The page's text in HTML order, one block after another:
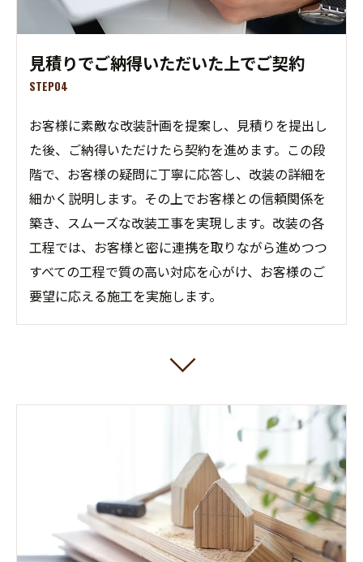
見積りでご納得いただいた上でご契約
STEP04
お客様に素敵な改装計画を提案し、見積りを提出し
た後、ご納得いただけたら契約を進めます。この段
階で、お客様の疑問に丁寧に応答し、改装の詳細を
細かく説明します。その上でお客様との信頼関係を
築き、スムーズな改装工事を実現します。改装の各
工程では、お客様と密に連携を取りながら進めつつ
すべての工程で質の高い対応を心がけ、お客様のご
要望に応える施工を実施します。